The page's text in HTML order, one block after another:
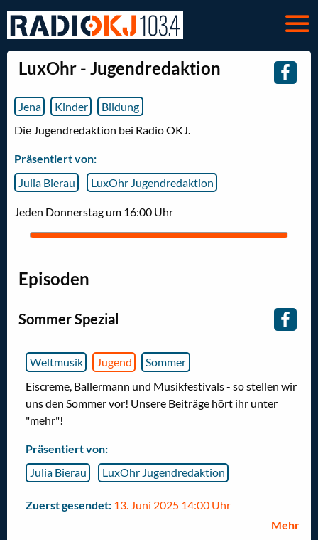
LuxOhr - Jugendredaktion
Jena Kinder
Bildung
Die Jugendredaktion bei Radio OKJ.
Präsentiert von:
Julia Bierau
LuxOhr Jugendredaktion
Jeden Donnerstag um 16:00 Uhr
Episoden
Sommer Spezial
Weltmusik Jugend
Sommer
Eiscreme, Ballermann und Musikfestivals - so stellen wir
uns den Sommer vor! Unsere Beiträge hört ihr unter
"mehr"!
Präsentiert von:
Julia Bierau
LuxOhr Jugendredaktion
Zuerst gesendet: 13. Juni 2025 14:00 Uhr
Mehr